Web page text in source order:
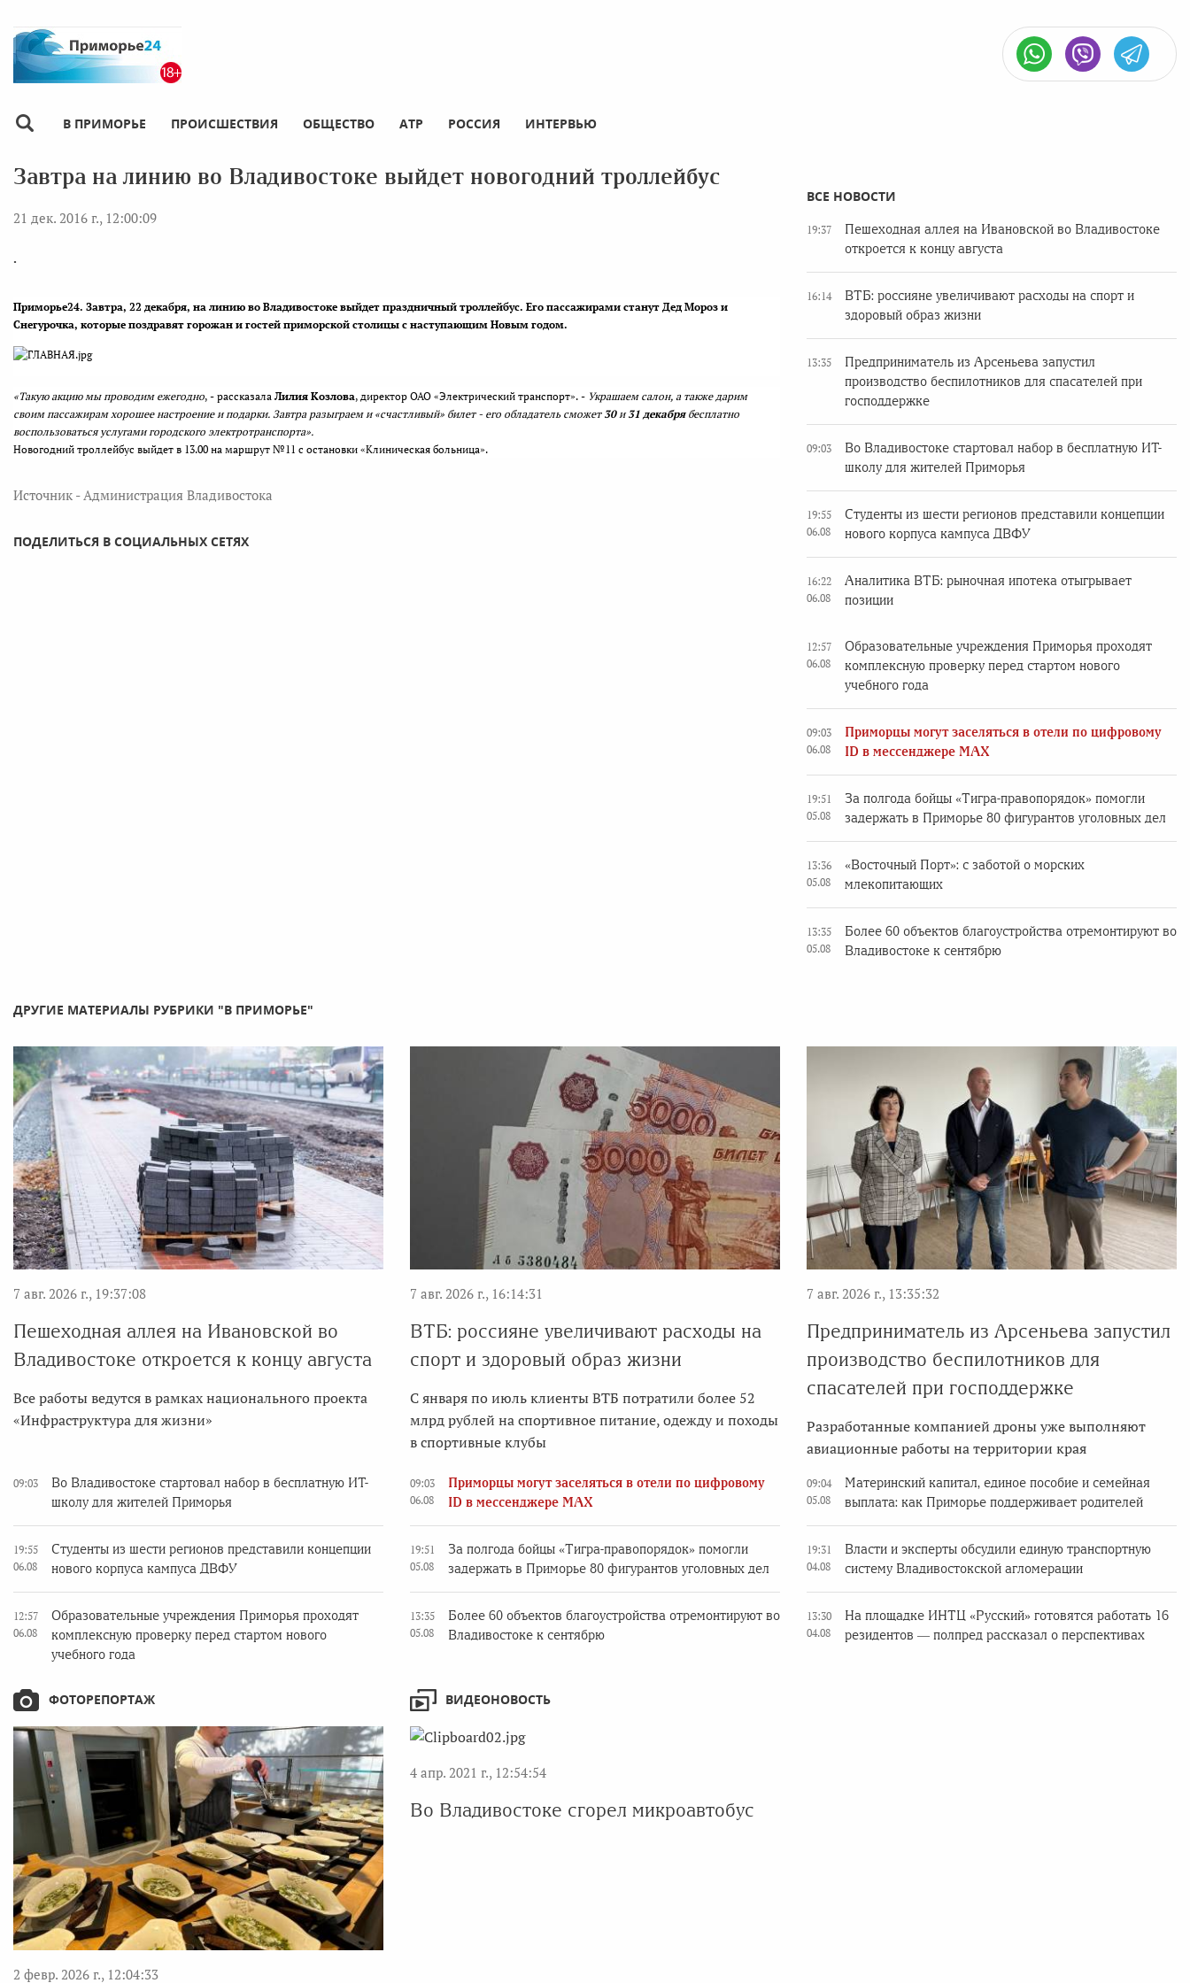
В ПРИМОРЬЕ ПРОИСШЕСТВИЯ ОБЩЕСТВО АТР РОССИЯ ИНТЕРВЬЮ
Завтра на линию во Владивостоке выйдет новогодний троллейбус
21 дек. 2016 г., 12:00:09
Приморье24. Завтра, 22 декабря, на линию во Владивостоке выйдет праздничный троллейбус. Его пассажирами станут Дед Мороз и
Снегурочка, которые поздравят горожан и гостей приморской столицы с наступающим Новым годом.
«Такую акцию мы проводим ежегодно, - рассказала Лилия Козлова, директор ОАО «Электрический транспорт». - Украшаем салон, а также дарим
своим пассажирам хорошее настроение и подарки. Завтра разыграем и «счастливый» билет - его обладатель сможет 30 и 31 декабря бесплатно
воспользоваться услугами городского электротранспорта».
Новогодний троллейбус выйдет в 13.00 на маршрут №11 с остановки «Клиническая больница».
Источник - Администрация Владивостока
ПОДЕЛИТЬСЯ В СОЦИАЛЬНЫХ СЕТЯХ
ВСЕ НОВОСТИ
19:37
Пешеходная аллея на Ивановской во Владивостоке
откроется к концу августа
16:14
ВТБ: россияне увеличивают расходы на спорт и
здоровый образ жизни
13:35
Предприниматель из Арсеньева запустил
производство беспилотников для спасателей при
господдержке
09:03
Во Владивостоке стартовал набор в бесплатную ИТ-
школу для жителей Приморья
19:55
06.08
Студенты из шести регионов представили концепции
нового корпуса кампуса ДВФУ
16:22
06.08
Аналитика ВТБ: рыночная ипотека отыгрывает
позиции
12:57
06.08
Образовательные учреждения Приморья проходят
комплексную проверку перед стартом нового
учебного года
09:03
06.08
Приморцы могут заселяться в отели по цифровому
ID в мессенджере MAX
19:51
05.08
За полгода бойцы «Тигра-правопорядок» помогли
задержать в Приморье 80 фигурантов уголовных дел
13:36
05.08
«Восточный Порт»: с заботой о морских
млекопитающих
13:35
05.08
Более 60 объектов благоустройства отремонтируют во
Владивостоке к сентябрю
ДРУГИЕ МАТЕРИАЛЫ РУБРИКИ "В ПРИМОРЬЕ"
7 авг. 2026 г., 19:37:08
Пешеходная аллея на Ивановской во
Владивостоке откроется к концу августа
Все работы ведутся в рамках национального проекта
«Инфраструктура для жизни»
7 авг. 2026 г., 16:14:31
ВТБ: россияне увеличивают расходы на
спорт и здоровый образ жизни
С января по июль клиенты ВТБ потратили более 52
млрд рублей на спортивное питание, одежду и походы
в спортивные клубы
7 авг. 2026 г., 13:35:32
Предприниматель из Арсеньева запустил
производство беспилотников для
спасателей при господдержке
Разработанные компанией дроны уже выполняют
авиационные работы на территории края
09:03
Во Владивостоке стартовал набор в бесплатную ИТ-
школу для жителей Приморья
19:55
06.08
Студенты из шести регионов представили концепции
нового корпуса кампуса ДВФУ
12:57
06.08
Образовательные учреждения Приморья проходят
комплексную проверку перед стартом нового
учебного года
09:03
06.08
Приморцы могут заселяться в отели по цифровому
ID в мессенджере MAX
19:51
05.08
За полгода бойцы «Тигра-правопорядок» помогли
задержать в Приморье 80 фигурантов уголовных дел
13:35
05.08
Более 60 объектов благоустройства отремонтируют во
Владивостоке к сентябрю
09:04
05.08
Материнский капитал, единое пособие и семейная
выплата: как Приморье поддерживает родителей
19:31
04.08
Власти и эксперты обсудили единую транспортную
систему Владивостокской агломерации
13:30
04.08
На площадке ИНТЦ «Русский» готовятся работать 16
резидентов — полпред рассказал о перспективах
ФОТОРЕПОРТАЖ
2 февр. 2026 г., 12:04:33
ВИДЕОНОВОСТЬ
4 апр. 2021 г., 12:54:54
Во Владивостоке сгорел микроавтобус